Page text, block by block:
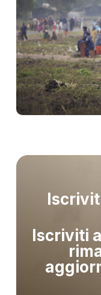
Iscriviti